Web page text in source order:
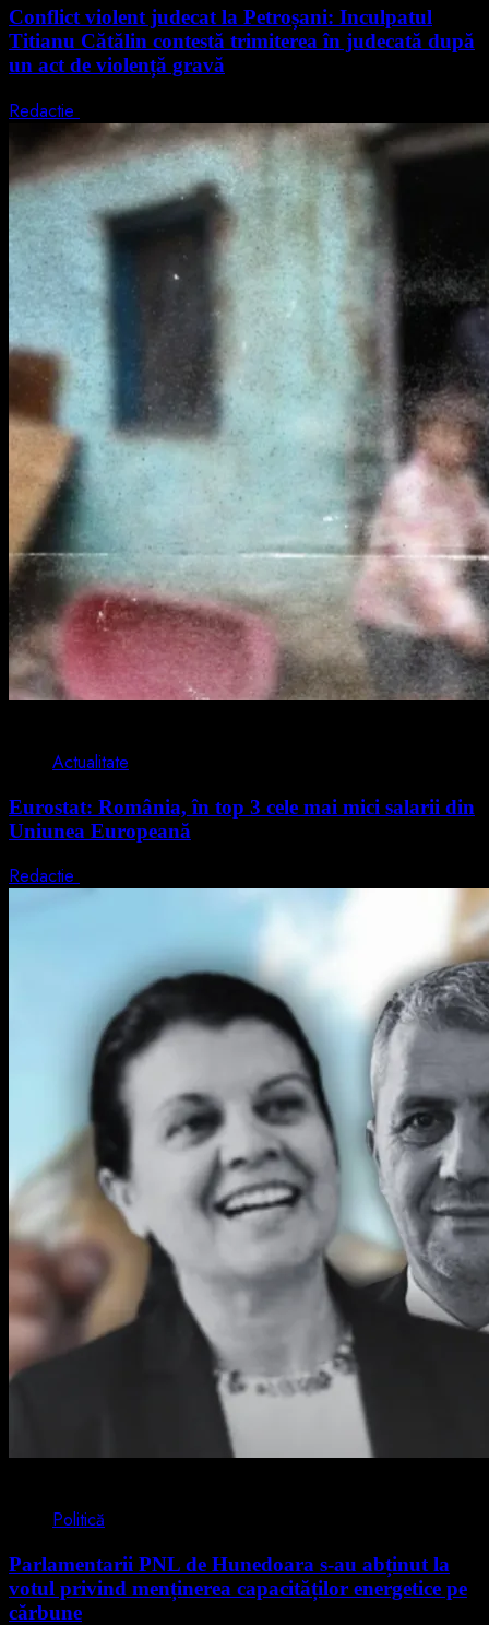
Conflict violent judecat la Petroșani: Inculpatul
Titianu Cătălin contestă trimiterea în judecată după
un act de violență gravă
Redactie
Actualitate
Eurostat: România, în top 3 cele mai mici salarii din
Uniunea Europeană
Redactie
Politică
Parlamentarii PNL de Hunedoara s-au abținut la
votul privind menținerea capacităților energetice pe
cărbune